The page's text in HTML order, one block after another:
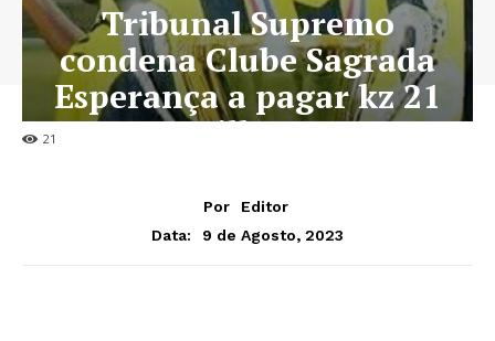
21
Tribunal Supremo
condena Clube Sagrada
Esperança a pagar kz 21
milhões
Por
Editor
Data:
9 de Agosto, 2023